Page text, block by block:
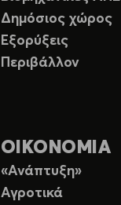
Δημόσιος χώρος
Εξορύξεις
Περιβάλλον
ΟΙΚΟΝΟΜΙΑ
«Ανάπτυξη»
Αγροτικά